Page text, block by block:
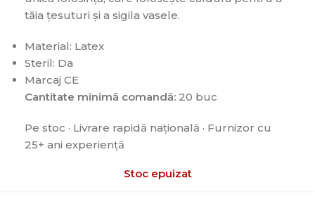
tăia țesuturi și a sigila vasele.
Material: Latex
Steril: Da
Marcaj CE
Cantitate minimă comandă: 20 buc
Pe stoc · Livrare rapidă națională · Furnizor cu
25+ ani experiență
Stoc epuizat